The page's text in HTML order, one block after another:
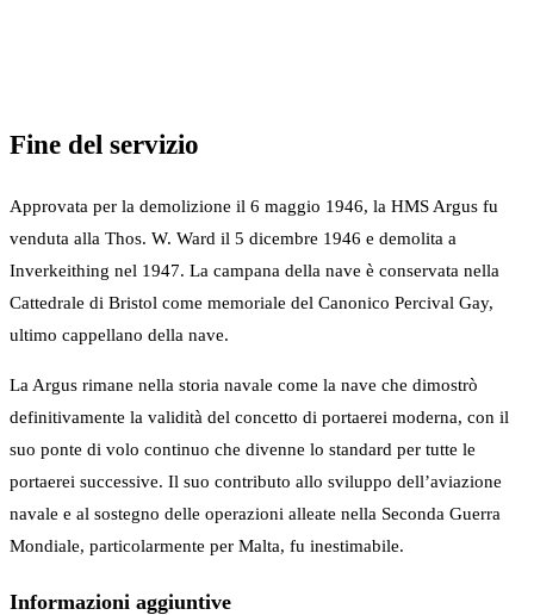
Fine del servizio
Approvata per la demolizione il 6 maggio 1946, la HMS Argus fu
venduta alla Thos. W. Ward il 5 dicembre 1946 e demolita a
Inverkeithing nel 1947. La campana della nave è conservata nella
Cattedrale di Bristol come memoriale del Canonico Percival Gay,
ultimo cappellano della nave.
La Argus rimane nella storia navale come la nave che dimostrò
definitivamente la validità del concetto di portaerei moderna, con il
suo ponte di volo continuo che divenne lo standard per tutte le
portaerei successive. Il suo contributo allo sviluppo dell’aviazione
navale e al sostegno delle operazioni alleate nella Seconda Guerra
Mondiale, particolarmente per Malta, fu inestimabile.
Informazioni aggiuntive